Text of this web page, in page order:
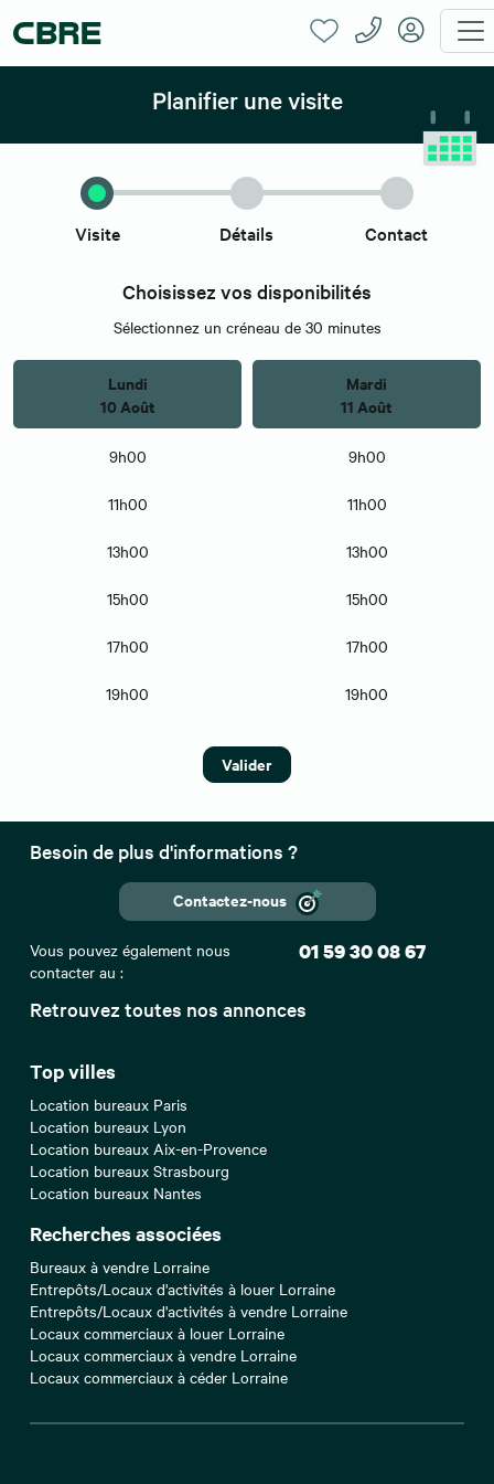
Planifier une visite
Visite Détails Contact
Choisissez vos disponibilités
Sélectionnez un créneau de 30 minutes
Lundi
10 Août
9h00
11h00
13h00
15h00
17h00
19h00
Mardi
11 Août
9h00
11h00
13h00
15h00
17h00
19h00
Valider
Retrouvez toutes nos annonces
Top villes
Location bureaux Paris
Location bureaux Lyon
Location bureaux Aix-en-Provence
Location bureaux Strasbourg
Location bureaux Nantes
Recherches associées
Bureaux à vendre Lorraine
Entrepôts/Locaux d'activités à louer Lorraine
Entrepôts/Locaux d'activités à vendre Lorraine
Locaux commerciaux à louer Lorraine
Locaux commerciaux à vendre Lorraine
Locaux commerciaux à céder Lorraine
Besoin de plus d'informations ?
Contactez-nous
Vous pouvez également nous
contacter au :
01 59 30 08 67